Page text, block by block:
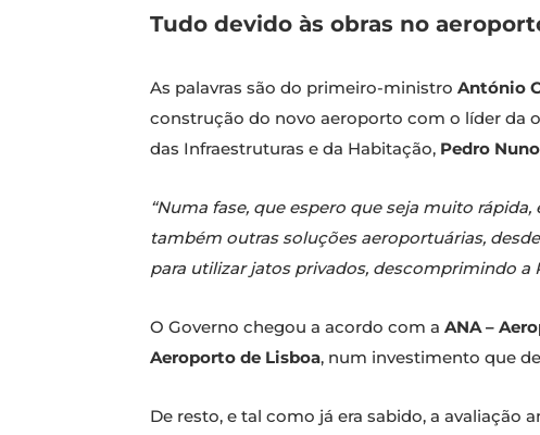
Tudo devido às obras no
As palavras são do primeiro-ministro António
construção do novo aeroporto com o líder da
das Infraestruturas e da Habitação, Pedro
“Numa fase, que espero que seja muito
também outras soluções aeroportuárias,
para utilizar jatos privados, descomprimindo a
O Governo chegou a acordo com a ANA –
Aeroporto de Lisboa, num investimento que
De resto, e tal como já era sabido, a